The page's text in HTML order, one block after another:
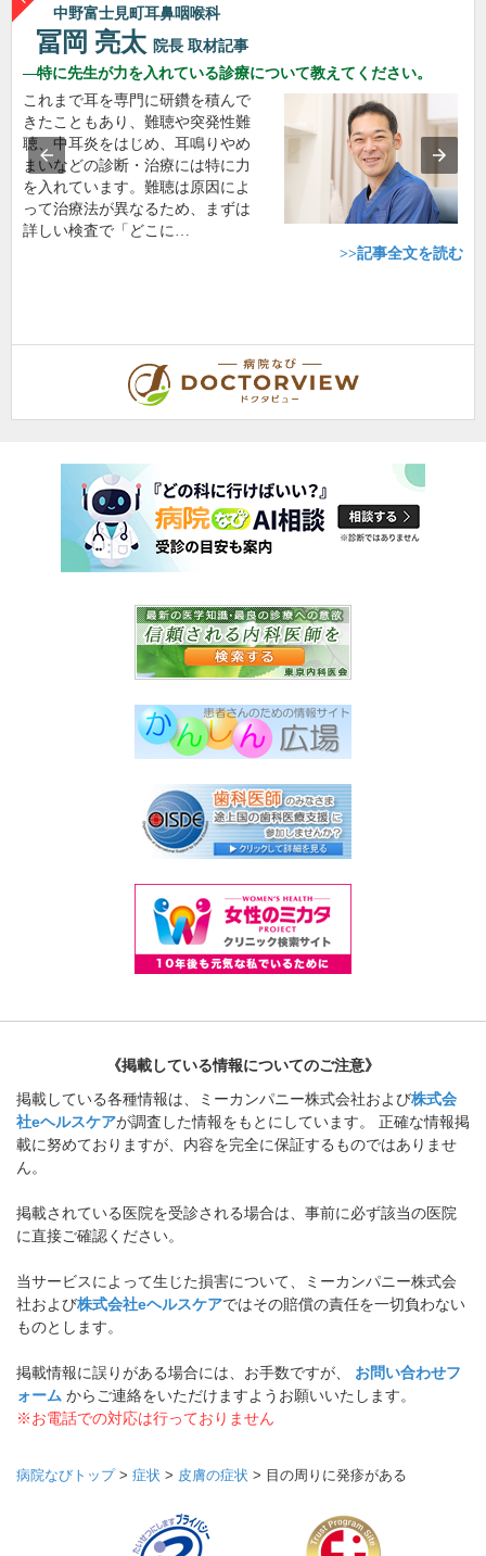
中野富士見町耳鼻咽喉科
冨岡 亮太 院長 取材記事
特に先生が力を入れている診療について教えてください。
これまで耳を専門に研鑽を積んで
きたこともあり、難聴や突発性難
聴、中耳炎をはじめ、耳鳴りやめ
まいなどの診断・治療には特に力
を入れています。難聴は原因によ
って治療法が異なるため、まずは
詳しい検査で「どこに…
>>記事全文を読む
《掲載している情報についてのご注意》
掲載している各種情報は、ミーカンパニー株式会社および株式会
社eヘルスケアが調査した情報をもとにしています。 正確な情報掲
載に努めておりますが、内容を完全に保証するものではありませ
ん。
掲載されている医院を受診される場合は、事前に必ず該当の医院
に直接ご確認ください。
当サービスによって生じた損害について、ミーカンパニー株式会
社および株式会社eヘルスケアではその賠償の責任を一切負わない
ものとします。
掲載情報に誤りがある場合には、お手数ですが、 お問い合わせフ
ォーム からご連絡をいただけますようお願いいたします。
※お電話での対応は行っておりません
病院なびトップ> 症状 > 皮膚の症状 > 目の周りに発疹がある